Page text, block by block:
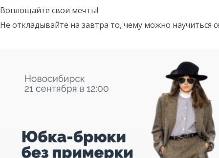
Воплощайте свои мечты!
Не откладывайте на завтра то, чему можно научиться